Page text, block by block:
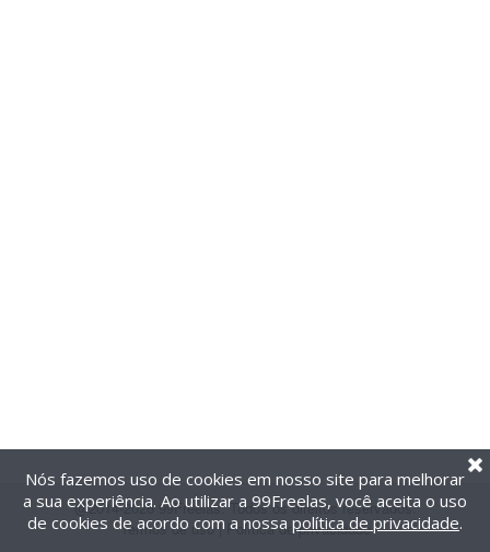
@2014-2026 99Freelas. Todos os direitos reservados.
Termos de uso| Política de privacidade
Nós fazemos uso de cookies em nosso site para melhorar
a sua experiência. Ao utilizar a 99Freelas, você aceita o uso
de cookies de acordo com a nossa política de privacidade.